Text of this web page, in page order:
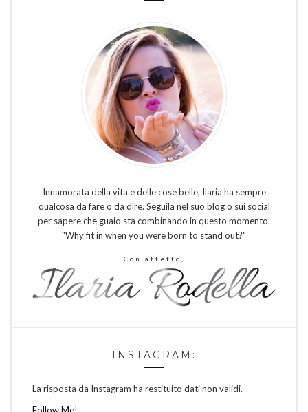
Innamorata della vita e delle cose belle, Ilaria ha sempre
qualcosa da fare o da dire. Seguila nel suo blog o sui social
per sapere che guaio sta combinando in questo momento.
"Why fit in when you were born to stand out?"
Con affetto,
INSTAGRAM:
La risposta da Instagram ha restituito dati non validi.